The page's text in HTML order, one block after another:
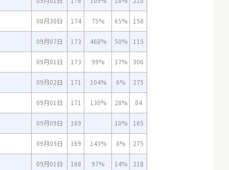
08月30日 174 75% 65% 158
09月07日 173 468% 50% 115
09月01日 173 99% 17% 306
09月02日 171 104% 6% 275
09月01日 171 130% 28% 84
09月09日 169 10% 165
09月03日 169 143% 8% 275
09月01日 168 97% 14% 218